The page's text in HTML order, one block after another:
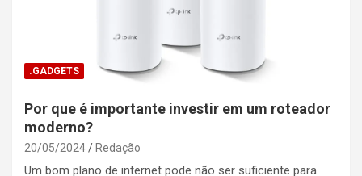
.GADGETS
Por que é importante investir em um roteador
moderno?
20/05/2024 Redação
Um bom plano de internet pode não ser suficiente para